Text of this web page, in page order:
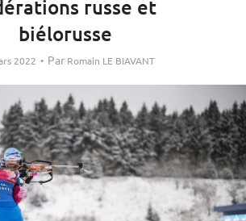
russe et
biélorusse
2022 Par Romain LE BIAVANT